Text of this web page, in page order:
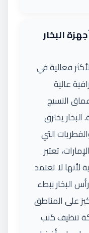
البخار
فعالية في
عالية
النسيج
مئوية. البخار يخترق
التي
تعتبر
لأنها لا تعتمد
البخار ببطء
على المناطق
تنظيف كنب